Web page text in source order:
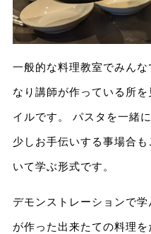
一般的な料理教室でみん
なり講師が作っている所
イルです。 パスタを一緒
少しお手伝いする事場合
いて学ぶ形式です。
デモンストレーションで
が作った出来たての料理